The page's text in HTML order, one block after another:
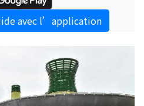
avec l’application